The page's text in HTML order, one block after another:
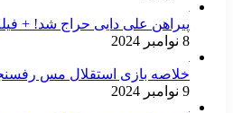
پیراهن علی دایی حراج شد! +
8 نوامبر 2024
خلاصه بازی استقلال مس
9 نوامبر 2024